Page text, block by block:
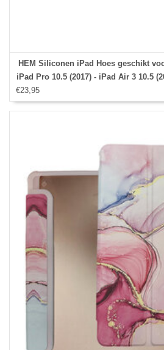
HEM Siliconen iPad Hoes geschikt
iPad Pro 10.5 (2017) - iPad Air 3 10.5
€23,95